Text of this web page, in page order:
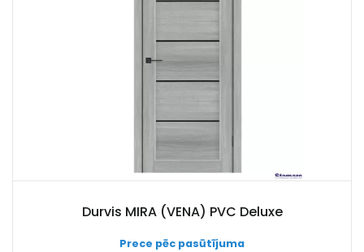
Durvis MIRA (VENA) PVC Deluxe
Prece pēc pasūtījuma